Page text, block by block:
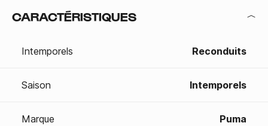
CARACTÉRISTIQUES
Intemporels Reconduits
Saison Intemporels
Marque Puma